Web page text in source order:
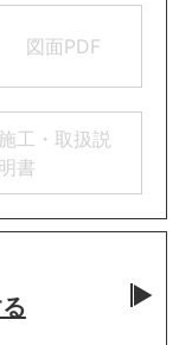
図面PDF
施工・取扱説
明書